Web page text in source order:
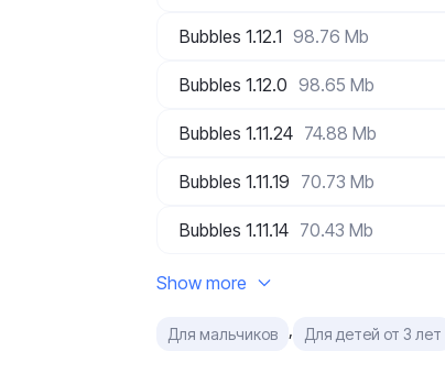
Bubbles 1.12.1 98.76 Mb
Bubbles 1.12.0 98.65 Mb
Bubbles 1.11.24 74.88 Mb
Bubbles 1.11.19 70.73 Mb
Bubbles 1.11.14 70.43 Mb
Show more
Для мальчиков , Для детей от 3 лет